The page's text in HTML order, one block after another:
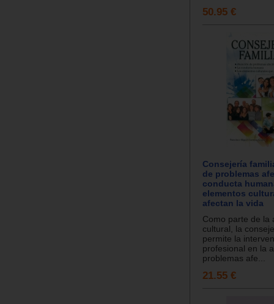
50.95 €
Consejería
de problemas
conducta
elementos
afectan la vida
Como parte de la
cultural, la
permite la
profesional en la
problemas afe...
21.55 €